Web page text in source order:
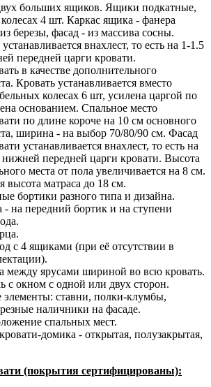
больших ящиков. Ящики подкатные,
4 шт. Каркас ящика - фанера
березы, фасад - из массива сосны.
внахлест, то есть на 1-1.5
передней царги кровати.
в качестве дополнительного
Кровать устанавливается вместо
колесах 6 шт, усилена царгой по
основанием. Спальное место
по длине короче на 10 см основного
ширина - на выбор 70/80/90 см. Фасад
устанавливается внахлест, то есть на
передней царги кровати. Высота
места от пола увеличивается на 8 см.
высота матраса до 18 см.
бортики разного типа и дизайна.
- на передний бортик и на ступени
с 4 ящиками (при её отсутствии в
между ярусами шириной во всю кровать.
с окном с одной или двух сторон.
элементы: ставни, полки-клумбы,
наличники на фасаде.
спальных мест.
домика - открытая, полузакрытая,
(покрытия сертифицированы):